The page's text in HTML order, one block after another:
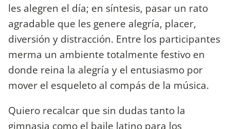
les alegren el día; en síntesis, pasar un rato
agradable que les genere alegría, placer,
diversión y distracción. Entre los participantes
merma un ambiente totalmente festivo en
donde reina la alegría y el entusiasmo por
mover el esqueleto al compás de la música.
Quiero recalcar que sin dudas tanto la
gimnasia como el baile latino para los